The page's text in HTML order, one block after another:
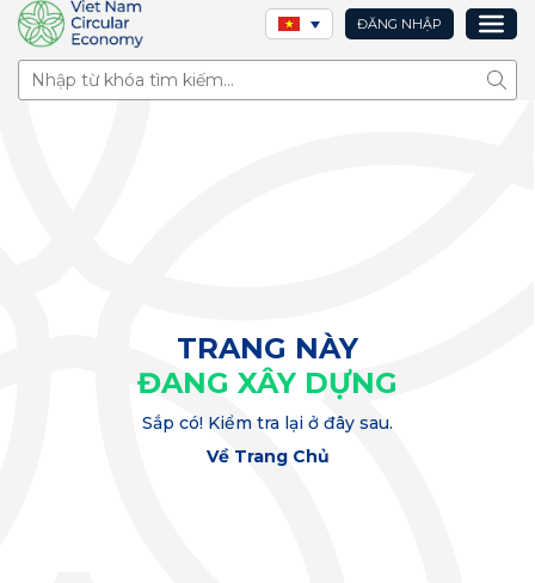
ĐĂNG NHẬP
Tìm
TRANG NÀY
ĐANG XÂY DỰNG
Sắp có! Kiểm tra lại ở đây sau.
Về Trang Chủ